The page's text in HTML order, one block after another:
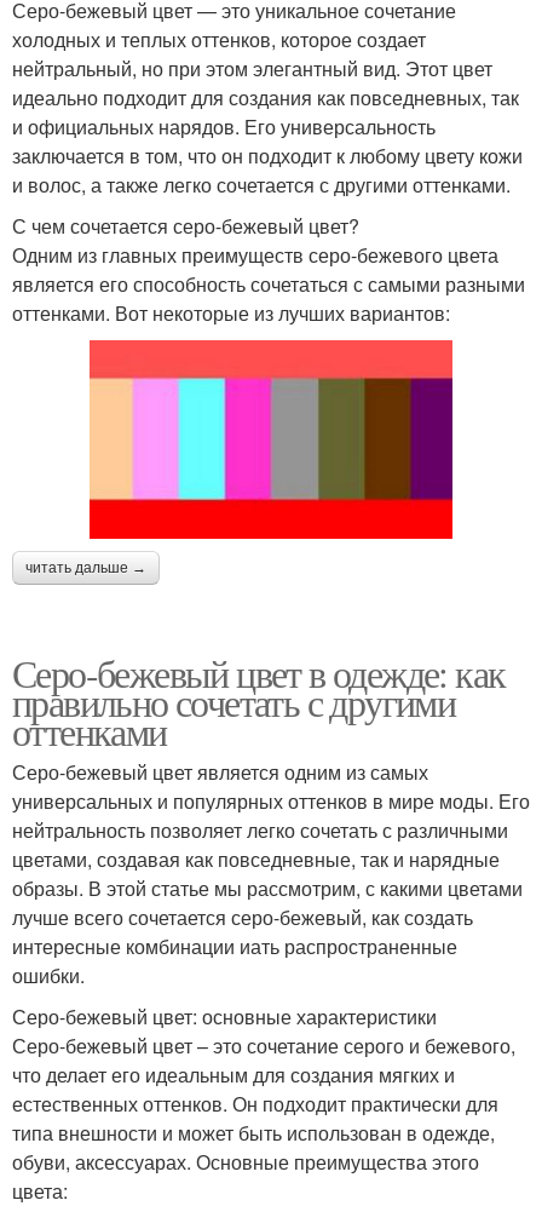
Серо-бежевый цвет — это уникальное сочетание
холодных и теплых оттенков, которое создает
нейтральный, но при этом элегантный вид. Этот цвет
идеально подходит для создания как повседневных, так
и официальных нарядов. Его универсальность
заключается в том, что он подходит к любому цвету кожи
и волос, а также легко сочетается с другими оттенками.
С чем сочетается серо-бежевый цвет?
Одним из главных преимуществ серо-бежевого цвета
является его способность сочетаться с самыми разными
оттенками. Вот некоторые из лучших вариантов:
читать дальше →
Серо-бежевый цвет в одежде: как
правильно сочетать с другими
оттенками
Серо-бежевый цвет является одним из самых
универсальных и популярных оттенков в мире моды. Его
нейтральность позволяет легко сочетать с различными
цветами, создавая как повседневные, так и нарядные
образы. В этой статье мы рассмотрим, с какими цветами
лучше всего сочетается серо-бежевый, как создать
интересные комбинации иать распространенные
ошибки.
Серо-бежевый цвет: основные характеристики
Серо-бежевый цвет – это сочетание серого и бежевого,
что делает его идеальным для создания мягких и
естественных оттенков. Он подходит практически для
типа внешности и может быть использован в одежде,
обуви, аксессуарах. Основные преимущества этого
цвета: